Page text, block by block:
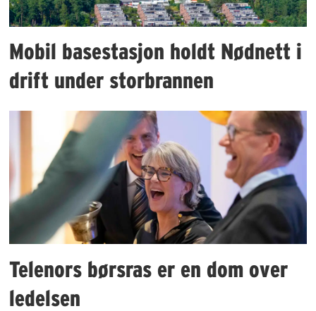
Mobil basestasjon holdt Nødnett i
drift under storbrannen
Telenors børsras er en dom over
ledelsen